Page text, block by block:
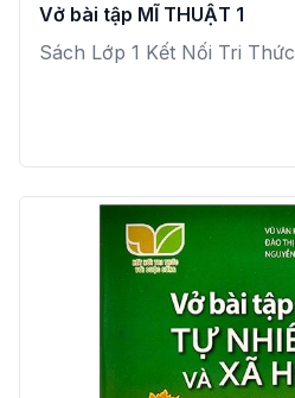
Vở bài tập MĨ THUẬT 1
Sách Lớp 1 Kết Nối Tri Thức